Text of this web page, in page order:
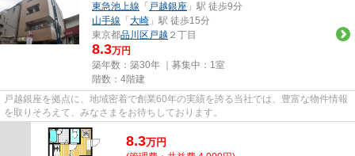
東急池上線 「 戸越銀座 」駅 徒歩9分
山手線 「 大崎 」駅 徒歩15分
東京都品川区 戸越 ２丁目
8.3万円
築年数：築30年 ｜募集中： 1室
階数：4階建
戸越銀座を拠点に、地域密着で創業60年の実績を誇る当社では、豊富な物件情報
を取りそろえて、みなさまをお待ちしております。
8.3万円